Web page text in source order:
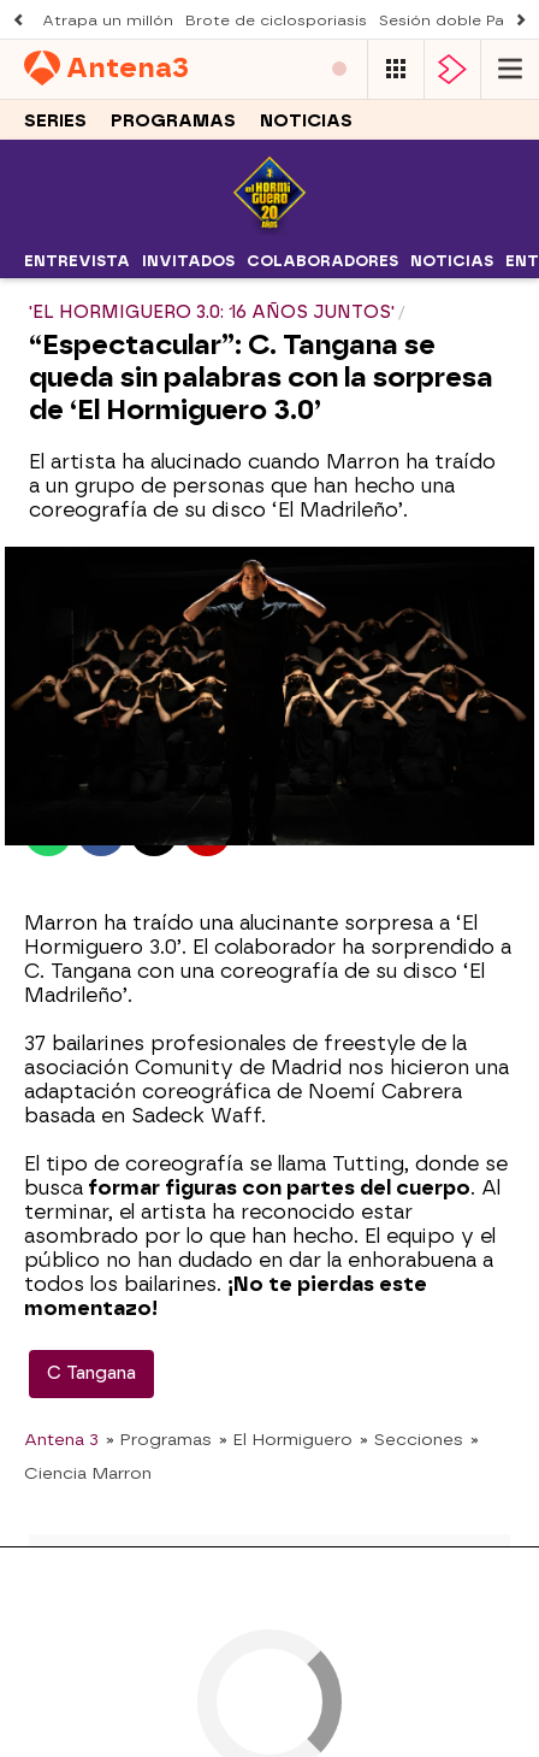
Atrapa un millón Brote de ciclosporiasis Sesión doble
Antena3
SERIES PROGRAMAS NOTICIAS
ENTREVISTA INVITADOS COLABORADORES NOTICIAS
'EL HORMIGUERO 3.0: 16 AÑOS JUNTOS'
“Espectacular”: C. Tangana se
queda sin palabras con la sorpresa
de ‘El Hormiguero 3.0’
El artista ha alucinado cuando Marron ha traído
a un grupo de personas que han hecho una
coreografía de su disco ‘El Madrileño’.
El Hormiguero
25 de julio de 2022, 22:43
WhatsappFacebook
X Flipboard
Marron ha traído una alucinante sorpresa a ‘El
Hormiguero 3.0’. El colaborador ha sorprendido a
C. Tangana con una coreografía de su disco ‘El
Madrileño’.
37 bailarines profesionales de freestyle de la
asociación Comunity de Madrid nos hicieron una
adaptación coreográfica de Noemí Cabrera
basada en Sadeck Waff.
El tipo de coreografía se llama Tutting, donde se
busca formar figuras con partes del cuerpo. Al
terminar, el artista ha reconocido estar
asombrado por lo que han hecho. El equipo y el
público no han dudado en dar la enhorabuena a
todos los bailarines. ¡No te pierdas este
momentazo!
C Tangana
Antena 3 » Programas » El Hormiguero » Secciones »
Ciencia Marron